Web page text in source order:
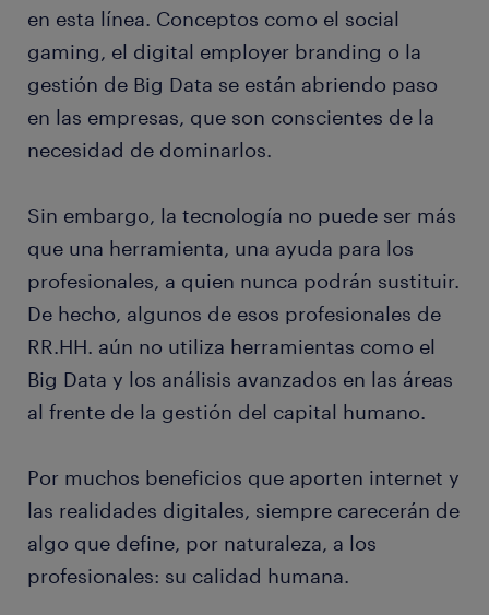
en esta línea. Conceptos como el social
gaming, el digital employer branding o la
gestión de Big Data se están abriendo paso
en las empresas, que son conscientes de la
necesidad de dominarlos.
Sin embargo, la tecnología no puede ser más
que una herramienta, una ayuda para los
profesionales, a quien nunca podrán sustituir.
De hecho, algunos de esos profesionales de
RR.HH. aún no utiliza herramientas como el
Big Data y los análisis avanzados en las áreas
al frente de la gestión del capital humano.
Por muchos beneficios que aporten internet y
las realidades digitales, siempre carecerán de
algo que define, por naturaleza, a los
profesionales: su calidad humana.